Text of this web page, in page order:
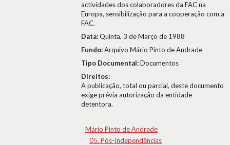
actividades dos colaboradores da FAC na
Europa, sensibilização para a cooperação com a
FAC.
Data:Quinta, 3 de Março de 1988
Fundo:Arquivo Mário Pinto de Andrade
Tipo Documental:Documentos
Direitos:
A publicação, total ou parcial, deste documento
exige prévia autorização da entidade
detentora.
Mário Pinto de Andrade
05. Pós-Independências